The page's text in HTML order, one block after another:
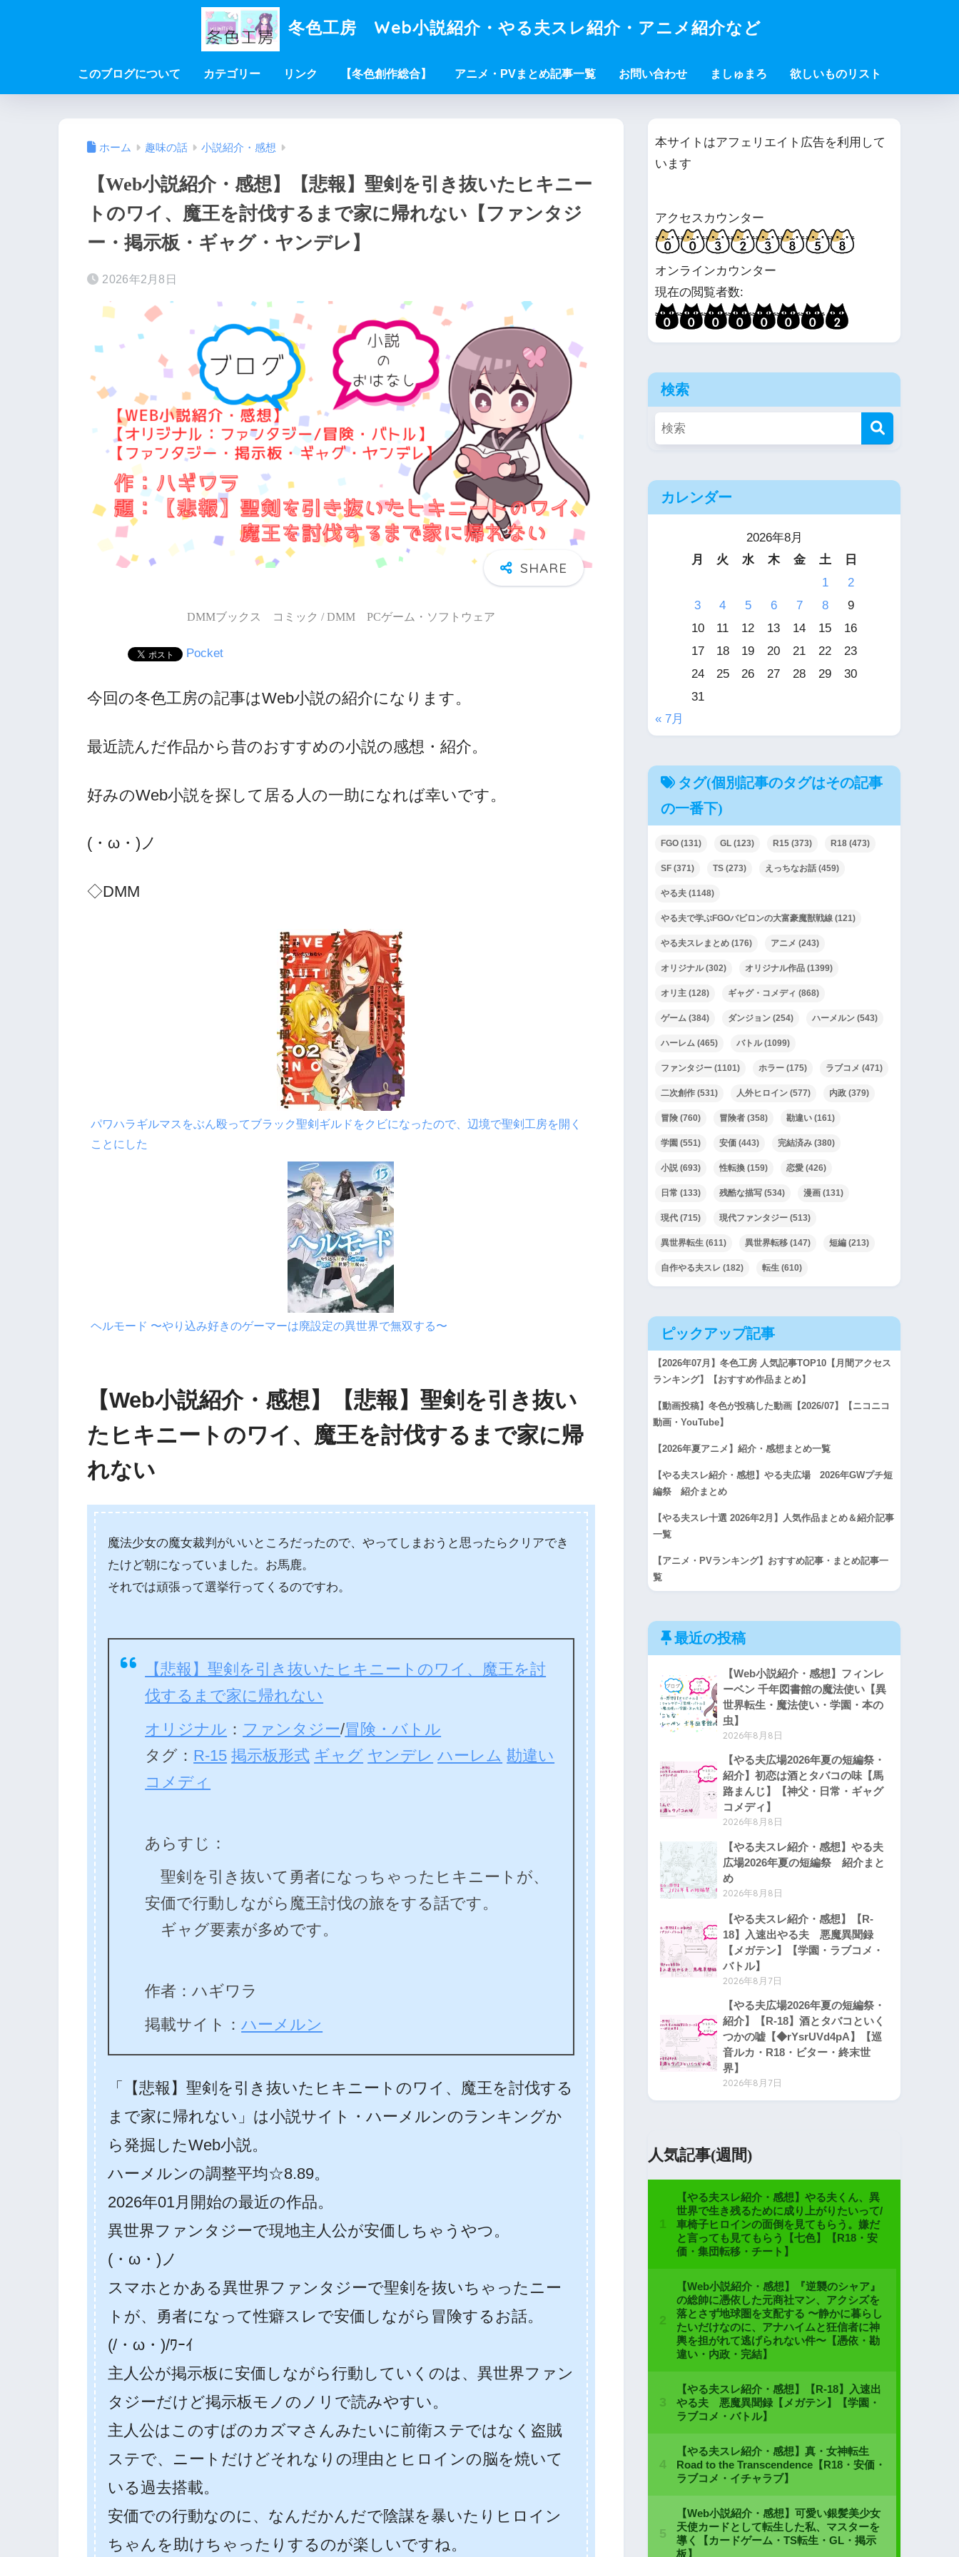
冬色工房 Web小説紹介・やる夫スレ紹介・アニメ紹介など
このブログについて カテゴリー リンク 【冬色創作総合】 アニメ・PVまとめ記事一覧 お問い合わせ ましゅまろ 欲しいものリスト
ホーム 趣味の話 小説紹介・感想
【Web小説紹介・感想】【悲報】聖剣を引き抜いたヒキニー
トのワイ、魔王を討伐するまで家に帰れない【ファンタジ
ー・掲示板・ギャグ・ヤンデレ】
2026年2月8日
DMMブックス コミック / DMM PCゲーム・ソフトウェア
Pocket
今回の冬色工房の記事はWeb小説の紹介になります。
最近読んだ作品から昔のおすすめの小説の感想・紹介。
好みのWeb小説を探して居る人の一助になれば幸いです。
(・ω・)ノ
◇DMM
パワハラギルマスをぶん殴ってブラック聖剣ギルドをクビになったので、辺境で聖剣工房を開く
ことにした
ヘルモード 〜やり込み好きのゲーマーは廃設定の異世界で無双する〜
【Web小説紹介・感想】【悲報】聖剣を引き抜い
たヒキニートのワイ、魔王を討伐するまで家に帰
れない
魔法少女の魔女裁判がいいところだったので、やってしまおうと思ったらクリアでき
たけど朝になっていました。お馬鹿。
それでは頑張って選挙行ってくるのですわ。
【悲報】聖剣を引き抜いたヒキニートのワイ、魔王を討
伐するまで家に帰れない
オリジナル ： ファンタジー/冒険・バトル
タグ： R-15 掲示板形式 ギャグ ヤンデレ ハーレム 勘違い
コメディ
あらすじ：
聖剣を引き抜いて勇者になっちゃったヒキニートが、
安価で行動しながら魔王討伐の旅をする話です。
ギャグ要素が多めです。
作者：ハギワラ
掲載サイト：ハーメルン
「【悲報】聖剣を引き抜いたヒキニートのワイ、魔王を討伐する
まで家に帰れない」は小説サイト・ハーメルンのランキングか
ら発掘したWeb小説。
ハーメルンの調整平均☆8.89。
2026年01月開始の最近の作品。
異世界ファンタジーで現地主人公が安価しちゃうやつ。
(・ω・)ノ
スマホとかある異世界ファンタジーで聖剣を抜いちゃったニー
トが、勇者になって性癖スレで安価しながら冒険するお話。
(/・ω・)/ﾜｰｲ
主人公が掲示板に安価しながら行動していくのは、異世界ファン
タジーだけど掲示板モノのノリで読みやすい。
主人公はこのすばのカズマさんみたいに前衛ステではなく盗賊
ステで、ニートだけどそれなりの理由とヒロインの脳を焼いて
いる過去搭載。
安価での行動なのに、なんだかんだで陰謀を暴いたりヒロイン
ちゃんを助けちゃったりするのが楽しいですね。
本サイトはアフェリエイト広告を利用して
います
アクセスカウンター
オンラインカウンター
現在の閲覧者数:
検索
カレンダー
2026年8月
月
火 水 木 金 土
日
1
2
3
4 5 6 7 8
9
10
11 12 13 14 15
16
17
18 19 20 21 22
23
24
25 26 27 28 29
30
31
« 7月
タグ(個別記事のタグはその記事
の一番下)
FGO (131) GL (123) R15 (373) R18 (473)
SF (371) TS (273) えっちなお話 (459)
やる夫 (1148)
やる夫で学ぶFGOバビロンの大富豪魔獣戦線 (121)
やる夫スレまとめ (176) アニメ (243)
オリジナル(302) オリジナル作品 (1399)
オリ主 (128) ギャグ・コメディ (868)
ゲーム (384) ダンジョン (254) ハーメルン (543)
ハーレム (465) バトル(1099)
ファンタジー (1101) ホラー (175) ラブコメ (471)
二次創作 (531) 人外ヒロイン (577) 内政 (379)
冒険 (760) 冒険者 (358) 勘違い (161)
学園 (551) 安価 (443) 完結済み (380)
小説(693) 性転換 (159) 恋愛 (426)
日常 (133) 残酷な描写 (534) 漫画 (131)
現代 (715) 現代ファンタジー (513)
異世界転生 (611) 異世界転移 (147) 短編 (213)
自作やる夫スレ (182) 転生 (610)
ピックアップ記事
【2026年07月】冬色工房 人気記事TOP10【月間アクセス
ランキング】【おすすめ作品まとめ】
【動画投稿】冬色が投稿した動画【2026/07】【ニコニコ
動画・YouTube】
【2026年夏アニメ】紹介・感想まとめ一覧
【やる夫スレ紹介・感想】やる夫広場 2026年GWプチ短
編祭 紹介まとめ
【やる夫スレ十選 2026年2月】人気作品まとめ＆紹介記事
一覧
【アニメ・PVランキング】おすすめ記事・まとめ記事一
覧
最近の投稿
【Web小説紹介・感想】フィンレ
ーベン 千年図書館の魔法使い【異
世界転生・魔法使い・学園・本の
虫】
2026年8月8日
【やる夫広場2026年夏の短編祭・
紹介】初恋は酒とタバコの味【馬
路まんじ】【神父・日常・ギャグ
コメディ】
2026年8月8日
【やる夫スレ紹介・感想】やる夫
広場2026年夏の短編祭 紹介まと
め
2026年8月8日
【やる夫スレ紹介・感想】【R-
18】入速出やる夫 悪魔異聞録
【メガテン】【学園・ラブコメ・
バトル】
2026年8月7日
【やる夫広場2026年夏の短編祭・
紹介】【R-18】酒とタバコといく
つかの嘘【◆rYsrUVd4pA】【巡
音ルカ・R18・ビター・終末世
界】
2026年8月7日
人気記事(週間)